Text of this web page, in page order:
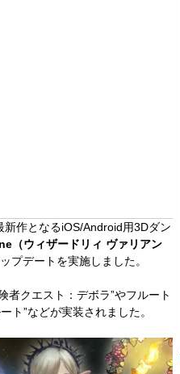
作となるiOS/Android用3Dダン
（ウィザードリィ ヴァリアン
プデートを実施しました。
クエスト：デボラ”やフルート
ト”などが実装されました。